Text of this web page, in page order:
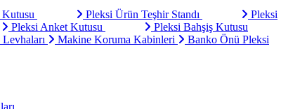
Pleksi Ürün Teşhir Standı
Pleksi
Pleksi Anket Kutusu
Pleksi Bahşiş Kutusu
Makine Koruma Kabinleri
Banko Önü Pleksi